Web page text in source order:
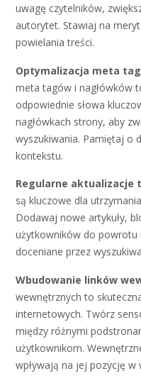
uwagę czytelników,
autorytet. Stawiaj na
powielania treści.
Optymalizacja meta
meta tagów i nagłówków
odpowiednie słowa
nagłówkach strony, aby
wyszukiwania. Pamiętaj o
kontekstu.
Regularne aktualizacje
są kluczowe dla
Dodawaj nowe artykuły,
użytkowników do powrotu
doceniane przez
Wbudowanie linków
wewnętrznych to
internetowych. Twórz
między różnymi
użytkownikom.
wpływają na jej pozycję w